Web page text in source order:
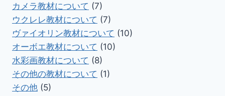
カメラ教材について (7)
ウクレレ教材について (7)
ヴァイオリン教材について (10)
オーボエ教材について (10)
水彩画教材について (8)
その他の教材について (1)
その他 (5)